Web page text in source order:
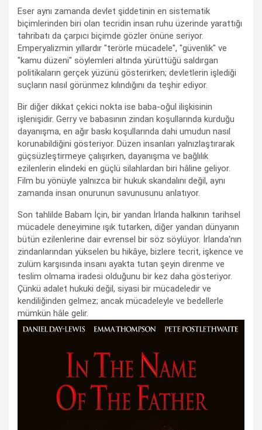
Eser aynı zamanda devlet şiddetinin en sistematik
biçimlerinden biri olan tecridin insan ruhu üzerinde yarattığı
tahribatı da çarpıcı biçimde gözler önüne seriyor.
Emperyalizmin yıllardır "terörle mücadele", "güvenlik" ve
"kamu düzeni" söylemleri altında yürüttüğü saldırgan
politikaların gerçek yüzünü gösterirken; devletlerin işlediği
suçların nasıl görünmez kılındığını da teşhir ediyor.
Bir diğer dikkat çekici nokta ise baba-oğul ilişkisinin
işlenişidir. Gerry ve babasının zindan koşullarında kurduğu
dayanışma, en ağır baskı koşullarında dahi umudun nasıl
korunabildiğini gösteriyor. Düzen insanları yalnızlaştırarak
güçsüzleştirmeye çalışırken, dayanışma ve bağlılık
ezilenlerin elindeki en güçlü silahlardan biri hâline geliyor.
Film bu yönüyle yalnızca bir hukuk skandalını değil, aynı
zamanda insan onurunun savunusunu anlatıyor.
Son tahlilde Babam İçin, bir yandan İrlanda halkının tarihsel
mücadele deneyimine ışık tutarken, diğer yandan dünyanın
bütün ezilenlerine dair evrensel bir söz söylüyor. İrlanda'nın
zindanlarından yükselen bu hikâye, bizlere tecrit, işkence ve
zulüm karşısında insanı ayakta tutan şeyin direnme ve
teslim olmama iradesi olduğunu bir kez daha gösteriyor.
Çünkü adalet hukuki değil, siyasi bir mücadeledir ve
kendiliğinden gelmez; ancak mücadeleyle ve bedellerle
mümkün hâle gelir.